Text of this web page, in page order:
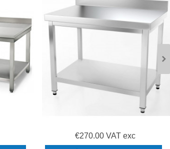
€270.00 VAT exc